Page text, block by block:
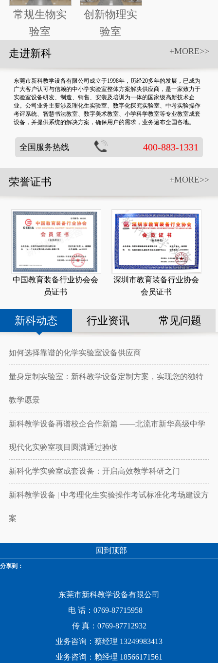
常规生物实
验室
创新物理实
验室
+MORE>>
走进新科
东莞市新科教学设备有限公司成立于1998年，历经20多年的发展，已成为
广大客户认可与信赖的中小学实验室整体方案解决供应商，是一家致力于
实验室设备研发、制造、销售、安装及培训为一体的国家级高新技术企
业。公司业务主要涉及理化生实验室、数字化探究实验室、中考实验操作
考评系统、智慧书法教室、数字美术教室、小学科学教室等专业教室成套
设备，并提供系统的解决方案，确保用户的需求，业务遍布全国各地。
全国服务热线 400-883-1331
+MORE>>
荣誉证书
中国教育装备行业协会会
员证书
深圳市教育装备行业协会
会员证书
新科动态 行业资讯 常见问题
如何选择靠谱的化学实验室设备供应商
量身定制实验室：新科教学设备定制方案，实现您的独特
教学愿景
新科教学设备再谱校企合作新篇 ——北流市新华高级中学
现代化实验室项目圆满通过验收
新科化学实验室成套设备：开启高效教学科研之门
新科教学设备 | 中考理化生实验操作考试标准化考场建设方
案
回到顶部
分享到：
东莞市新科教学设备有限公司
电 话：0769-87715958
传 真：0769-87712932
业务咨询：蔡经理 13249983413
业务咨询：赖经理 18566171561